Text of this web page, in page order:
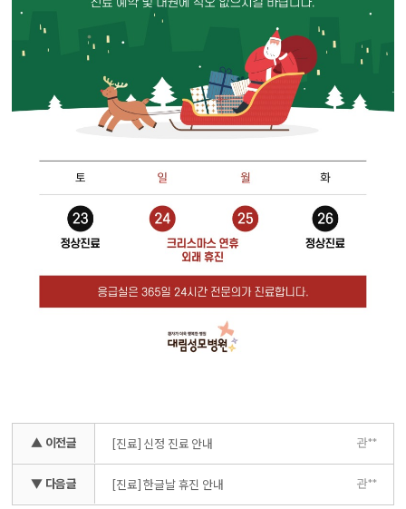
▲ 이전글 [진료] 신정 진료 안내 관**
▼ 다음글 [진료] 한글날 휴진 안내 관**